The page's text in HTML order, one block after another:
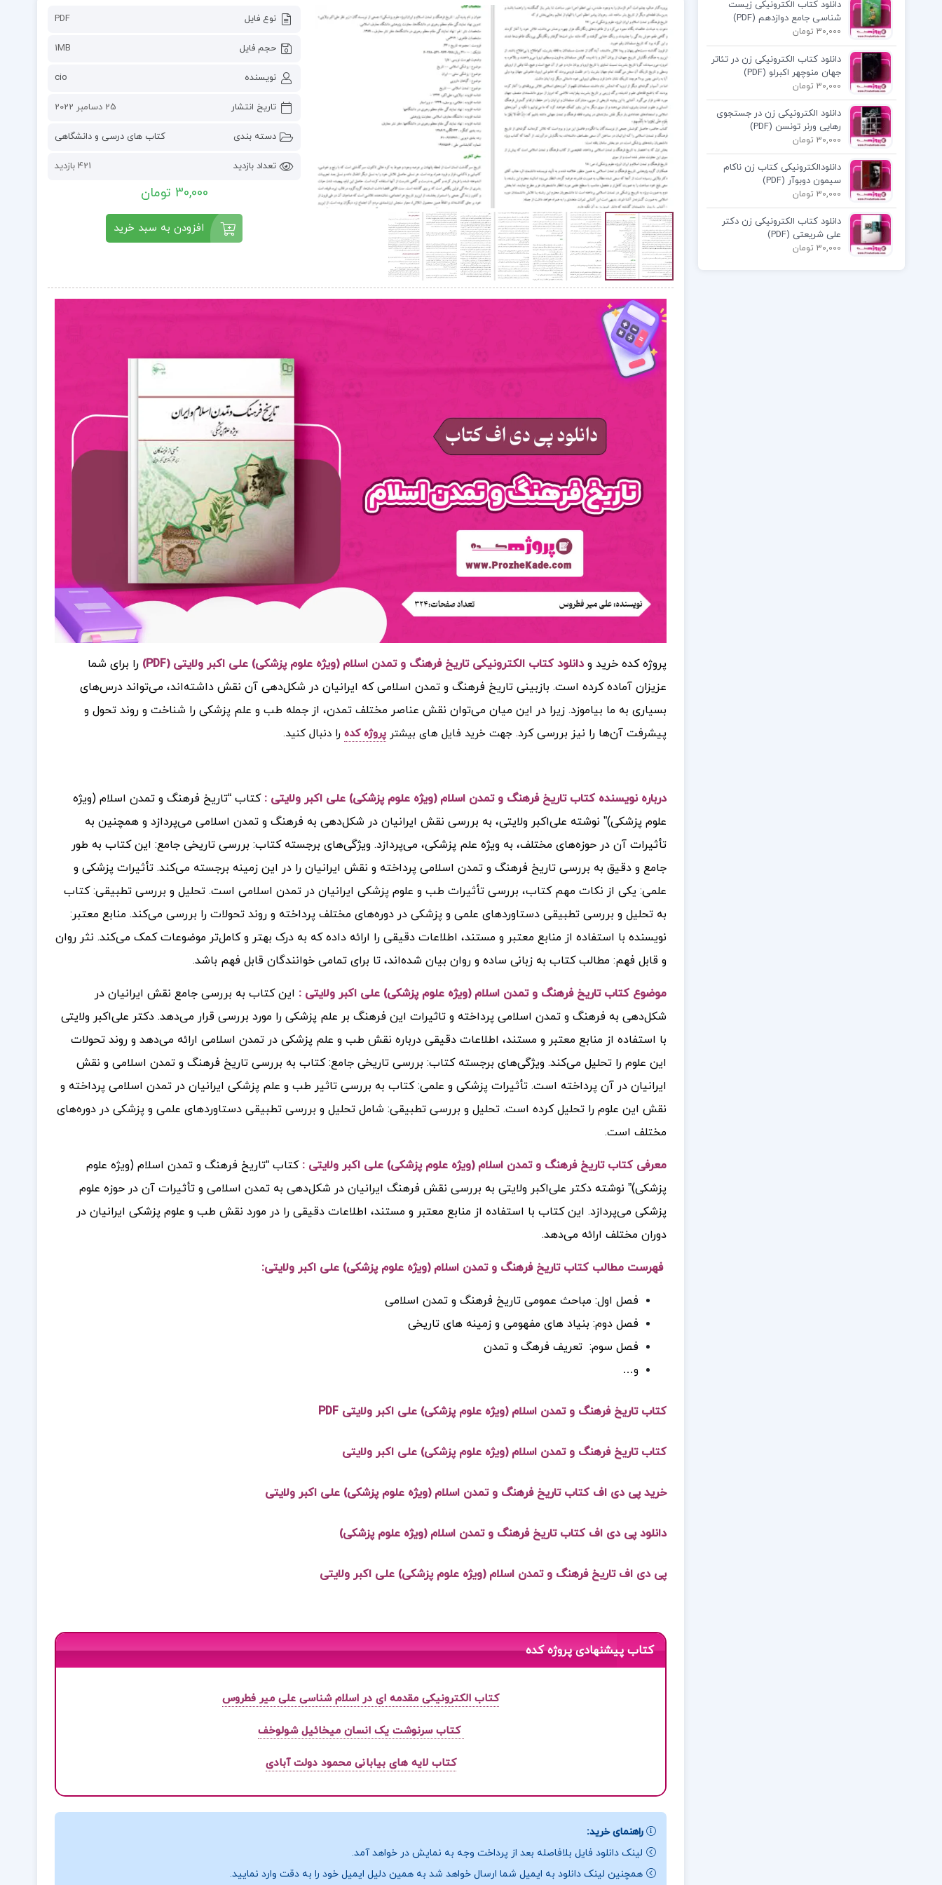
نوع فایل PDF
حجم فایل 1MB
نویسنده cio
تاریخ انتشار 25 دسامبر 2022
دسته بندی کتاب های درسی و دانشگاهی
تعداد بازدید 421 بازدید
30,000 تومان
افزودن به سبد خرید
پروژه کده خرید و دانلود کتاب الکترونیکی تاریخ فرهنگ و تمدن اسلام (ویژه علوم پزشکی) علی اکبر ولایتی (PDF)
را برای شما
عزیزان آماده کرده است. بازبینی تاریخ فرهنگ و تمدن اسلامی که ایرانیان در شکل‌دهی آن نقش داشته‌اند، می‌تواند درس‌های
بسیاری به ما بیاموزد. زیرا در این میان می‌توان نقش عناصر مختلف تمدن، از جمله طب و علم پزشکی را شناخت و روند تحول و
پیشرفت آن‌ها را نیز بررسی کرد.جهت خرید فایل های بیشتر پروژه کدهرا دنبال کنید.
درباره نویسنده کتاب تاریخ فرهنگ و تمدن اسلام (ویژه علوم پزشکی) علی اکبر ولایتی :کتاب “تاریخ فرهنگ و تمدن اسلام (ویژه
علوم پزشکی)” نوشته علی‌اکبر ولایتی، به بررسی نقش ایرانیان در شکل‌دهی به فرهنگ و تمدن اسلامی می‌پردازد و همچنین به
تأثیرات آن در حوزه‌های مختلف، به ویژه علم پزشکی، می‌پردازد. ویژگی‌های برجسته کتاب: بررسی تاریخی جامع: این کتاب به طور
جامع و دقیق به بررسی تاریخ فرهنگ و تمدن اسلامی پرداخته و نقش ایرانیان را در این زمینه برجسته می‌کند. تأثیرات پزشکی و
علمی: یکی از نکات مهم کتاب، بررسی تأثیرات طب و علوم پزشکی ایرانیان در تمدن اسلامی است. تحلیل و بررسی تطبیقی: کتاب
به تحلیل و بررسی تطبیقی دستاوردهای علمی و پزشکی در دوره‌های مختلف پرداخته و روند تحولات را بررسی می‌کند. منابع معتبر:
نویسنده با استفاده از منابع معتبر و مستند، اطلاعات دقیقی را ارائه داده که به درک بهتر و کامل‌تر موضوعات کمک می‌کند. نثر روان
و قابل فهم: مطالب کتاب به زبانی ساده و روان بیان شده‌اند، تا برای تمامی خوانندگان قابل فهم باشد.
موضوع کتاب تاریخ فرهنگ و تمدن اسلام (ویژه علوم پزشکی) علی اکبر ولایتی : این کتاب به بررسی جامع نقش ایرانیان در
شکل‌دهی به فرهنگ و تمدن اسلامی پرداخته و تاثیرات این فرهنگ بر علم پزشکی را مورد بررسی قرار می‌دهد. دکتر علی‌اکبر ولایتی
با استفاده از منابع معتبر و مستند، اطلاعات دقیقی درباره نقش طب و علم پزشکی در تمدن اسلامی ارائه می‌دهد و روند تحولات
این علوم را تحلیل می‌کند. ویژگی‌های برجسته کتاب: بررسی تاریخی جامع: کتاب به بررسی تاریخ فرهنگ و تمدن اسلامی و نقش
ایرانیان در آن پرداخته است. تأثیرات پزشکی و علمی: کتاب به بررسی تاثیر طب و علم پزشکی ایرانیان در تمدن اسلامی پرداخته و
نقش این علوم را تحلیل کرده است. تحلیل و بررسی تطبیقی: شامل تحلیل و بررسی تطبیقی دستاوردهای علمی و پزشکی در دوره‌های
مختلف است.
معرفی کتاب تاریخ فرهنگ و تمدن اسلام (ویژه علوم پزشکی) علی اکبر ولایتی :کتاب “تاریخ فرهنگ و تمدن اسلام (ویژه علوم
پزشکی)” نوشته دکتر علی‌اکبر ولایتی به بررسی نقش فرهنگ ایرانیان در شکل‌دهی به تمدن اسلامی و تأثیرات آن در حوزه علوم
پزشکی می‌پردازد. این کتاب با استفاده از منابع معتبر و مستند، اطلاعات دقیقی را در مورد نقش طب و علوم پزشکی ایرانیان در
دوران مختلف ارائه می‌دهد.
فهرست مطالب کتاب تاریخ فرهنگ و تمدن اسلام (ویژه علوم پزشکی) علی اکبر ولایتی:
فصل اول: مباحث عمومی تاریخ فرهنگ و تمدن اسلامی
فصل دوم: بنیاد های مفهومی و زمینه های تاریخی
فصل سوم: تعریف فرهگ و تمدن
و…
کتاب تاریخ فرهنگ و تمدن اسلام (ویژه علوم پزشکی) علی اکبر ولایتی PDF
کتاب تاریخ فرهنگ و تمدن اسلام (ویژه علوم پزشکی) علی اکبر ولایتی
خرید پی دی اف کتاب تاریخ فرهنگ و تمدن اسلام (ویژه علوم پزشکی) علی اکبر ولایتی
دانلود پی دی اف کتاب تاریخ فرهنگ و تمدن اسلام (ویژه علوم پزشکی)
پی دی اف تاریخ فرهنگ و تمدن اسلام (ویژه علوم پزشکی) علی اکبر ولایتی
کتاب پیشنهادی پروژه کده
کتاب الکترونیکی مقدمه ای در اسلام شناسی علی میر فطروس
کتاب سرنوشت یک انسان میخائیل شولوخف
کتاب لایه های بیابانی محمود دولت آبادی
راهنمای خرید:
لینک دانلود فایل بلافاصله بعد از پرداخت وجه به نمایش در خواهد آمد.
همچنین لینک دانلود به ایمیل شما ارسال خواهد شد به همین دلیل ایمیل خود را به دقت وارد نمایید.
دانلود کتاب الکترونیکی زیست
شناسی جامع دوازدهم (PDF)
30,000 تومان
دانلود کتاب الکترونیکی زن در تئاتر
جهان منوچهر اکبرلو (PDF)
30,000 تومان
دانلود الکترونیکی زن در جستجوی
رهایی ورنر تونسن (PDF)
30,000 تومان
دانلودالکترونیکی کتاب زن ناکام
سیمون دوبوآر (PDF)
30,000 تومان
دانلود کتاب الکترونیکی زن دکتر
علی شریعتی (PDF)
30,000 تومان